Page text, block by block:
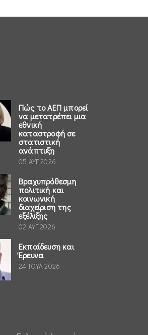
Πώς το ΑΕΠ μπορεί
να μετατρέπει μια
εθνική
καταστροφή σε
στατιστική
ανάπτυξη
05 ΑΥΓ 2026
Βραχυπρόθεσμη
πολιτική και
κοινωνική
διαχείριση της
εξέλιξης
02 ΑΥΓ 2026
Εκπαίδευση και
Έρευνα
24 ΙΟΥΛ 2026